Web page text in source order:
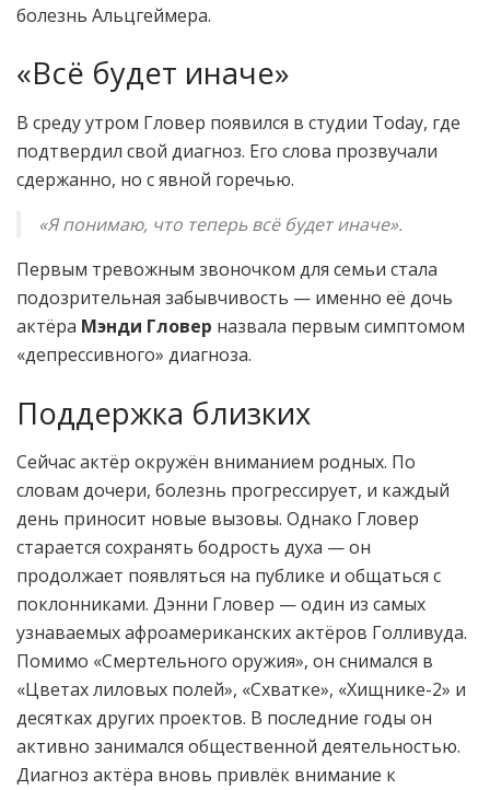
болезнь Альцгеймера.
«Всё будет иначе»
В среду утром Гловер появился в студии Today, где
подтвердил свой диагноз. Его слова прозвучали
сдержанно, но с явной горечью.
«Я понимаю, что теперь всё будет иначе».
Первым тревожным звоночком для семьи стала
подозрительная забывчивость — именно её дочь
актёра Мэнди Гловер назвала первым симптомом
«депрессивного» диагноза.
Поддержка близких
Сейчас актёр окружён вниманием родных. По
словам дочери, болезнь прогрессирует, и каждый
день приносит новые вызовы. Однако Гловер
старается сохранять бодрость духа — он
продолжает появляться на публике и общаться с
поклонниками. Дэнни Гловер — один из самых
узнаваемых афроамериканских актёров Голливуда.
Помимо «Смертельного оружия», он снимался в
«Цветах лиловых полей», «Схватке», «Хищнике-2» и
десятках других проектов. В последние годы он
активно занимался общественной деятельностью.
Диагноз актёра вновь привлёк внимание к